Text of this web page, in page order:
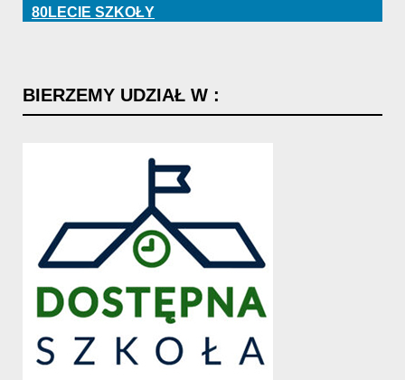
80LECIE SZKOŁY
BIERZEMY UDZIAŁ W :